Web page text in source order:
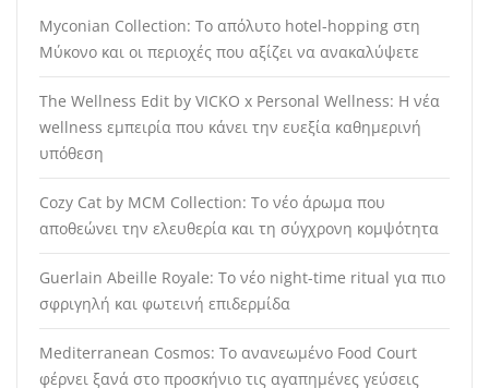
Myconian Collection: Το απόλυτο hotel-hopping στη
Μύκονο και οι περιοχές που αξίζει να ανακαλύψετε
The Wellness Edit by VICKO x Personal Wellness: Η νέα
wellness εμπειρία που κάνει την ευεξία καθημερινή
υπόθεση
Cozy Cat by MCM Collection: Το νέο άρωμα που
αποθεώνει την ελευθερία και τη σύγχρονη κομψότητα
Guerlain Abeille Royale: Το νέο night-time ritual για πιο
σφριγηλή και φωτεινή επιδερμίδα
Mediterranean Cosmos: Το ανανεωμένο Food Court
φέρνει ξανά στο προσκήνιο τις αγαπημένες γεύσεις